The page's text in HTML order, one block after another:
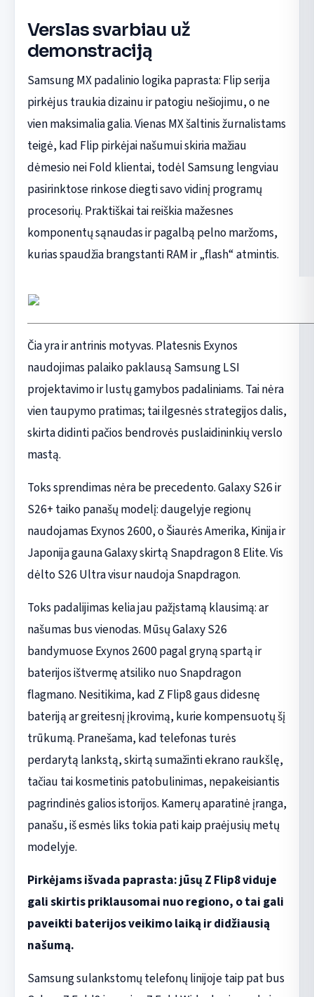
Verslas svarbiau už
demonstraciją
Samsung MX padalinio logika paprasta: Flip serija
pirkėjus traukia dizainu ir patogiu nešiojimu, o ne
vien maksimalia galia. Vienas MX šaltinis žurnalistams
teigė, kad Flip pirkėjai našumui skiria mažiau
dėmesio nei Fold klientai, todėl Samsung lengviau
pasirinktose rinkose diegti savo vidinį programų
procesorių. Praktiškai tai reiškia mažesnes
komponentų sąnaudas ir pagalbą pelno maržoms,
kurias spaudžia brangstanti RAM ir „flash“ atmintis.
Čia yra ir antrinis motyvas. Platesnis Exynos
naudojimas palaiko paklausą Samsung LSI
projektavimo ir lustų gamybos padaliniams. Tai nėra
vien taupymo pratimas; tai ilgesnės strategijos dalis,
skirta didinti pačios bendrovės puslaidininkių verslo
mastą.
Toks sprendimas nėra be precedento. Galaxy S26 ir
S26+ taiko panašų modelį: daugelyje regionų
naudojamas Exynos 2600, o Šiaurės Amerika, Kinija ir
Japonija gauna Galaxy skirtą Snapdragon 8 Elite. Vis
dėlto S26 Ultra visur naudoja Snapdragon.
Toks padalijimas kelia jau pažįstamą klausimą: ar
našumas bus vienodas. Mūsų Galaxy S26
bandymuose Exynos 2600 pagal gryną spartą ir
baterijos ištvermę atsiliko nuo Snapdragon
flagmano. Nesitikima, kad Z Flip8 gaus didesnę
bateriją ar greitesnį įkrovimą, kurie kompensuotų šį
trūkumą. Pranešama, kad telefonas turės
perdarytą lankstą, skirtą sumažinti ekrano raukšlę,
tačiau tai kosmetinis patobulinimas, nepakeisiantis
pagrindinės galios istorijos. Kamerų aparatinė įranga,
panašu, iš esmės liks tokia pati kaip praėjusių metų
modelyje.
Pirkėjams išvada paprasta: jūsų Z Flip8 viduje
gali skirtis priklausomai nuo regiono, o tai gali
paveikti baterijos veikimo laiką ir didžiausią
našumą.
Samsung sulankstomų telefonų linijoje taip pat bus